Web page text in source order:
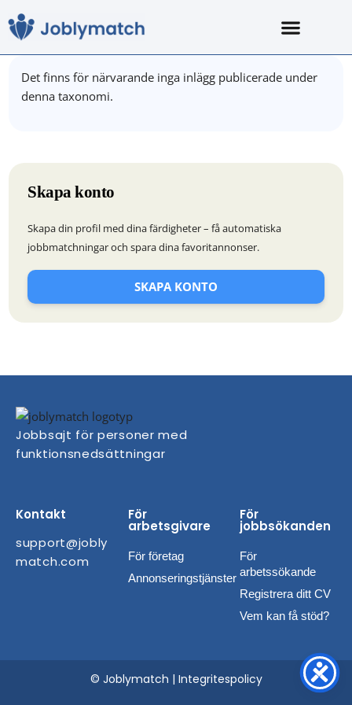
Det finns för närvarande inga inlägg publicerade under
denna taxonomi.
Skapa konto
Skapa din profil med dina färdigheter – få automatiska
jobbmatchningar och spara dina favoritannonser.
SKAPA KONTO
Jobbsajt för personer med
funktionsnedsättningar
Kontakt
support@jobly
match.com
För
arbetsgivare
För företag
Annonseringstjänster
För
jobbsökanden
För
arbetssökande
Registrera ditt CV
Vem kan få stöd?
© Joblymatch | Integritespolicy